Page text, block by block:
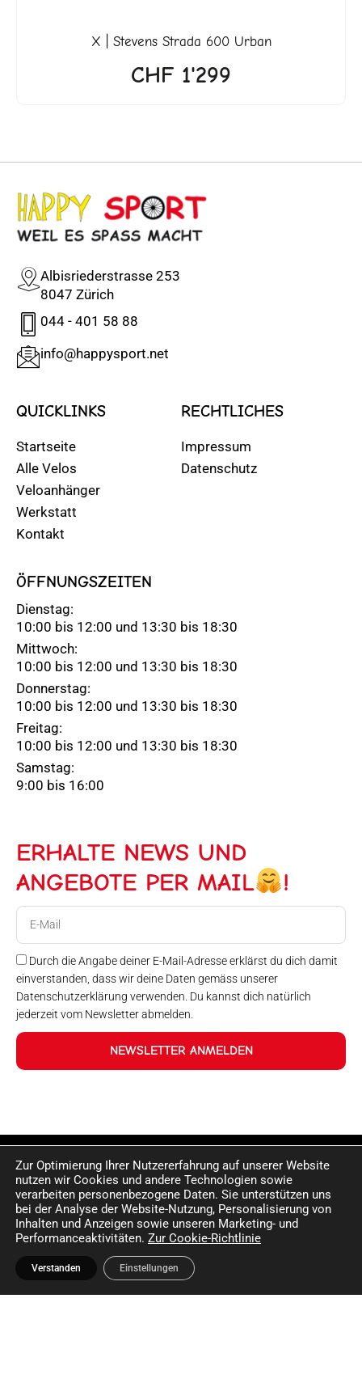
X | Stevens Strada 600 Urban
CHF 1'299
Albisriederstrasse 253
8047 Zürich
044 - 401 58 88
info@happysport.net
QUICKLINKS
Startseite
Alle Velos
Veloanhänger
Werkstatt
Kontakt
RECHTLICHES
Impressum
Datenschutz
ÖFFNUNGSZEITEN
Dienstag:
10:00 bis 12:00 und 13:30 bis 18:30
Mittwoch:
10:00 bis 12:00 und 13:30 bis 18:30
Donnerstag:
10:00 bis 12:00 und 13:30 bis 18:30
Freitag:
10:00 bis 12:00 und 13:30 bis 18:30
Samstag:
9:00 bis 16:00
ERHALTE NEWS UND
ANGEBOTE PER MAIL
!
Durch die Angabe deiner E-Mail-Adresse erklärst du dich damit
einverstanden, dass wir deine Daten gemäss unserer
Datenschutzerklärung verwenden. Du kannst dich natürlich
jederzeit vom Newsletter abmelden.
NEWSLETTER ANMELDEN
©2024 Happy Sport. Alle auf dieser Website angegebenen
Zur Optimierung Ihrer Nutzererfahrung auf unserer Website
nutzen wir Cookies und andere Technologien sowie
verarbeiten personenbezogene Daten. Sie unterstützen uns
bei der Analyse der Website-Nutzung, Personalisierung von
Inhalten und Anzeigen sowie unseren Marketing- und
Performanceaktivitäten. Zur Cookie-Richtlinie
Verstanden Einstellungen